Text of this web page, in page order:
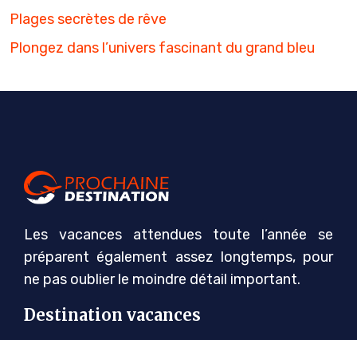
Plages secrètes de rêve
Plongez dans l’univers fascinant du grand bleu
Les vacances attendues toute l’année se
préparent également assez longtemps, pour
ne pas oublier le moindre détail important.
Destination vacances